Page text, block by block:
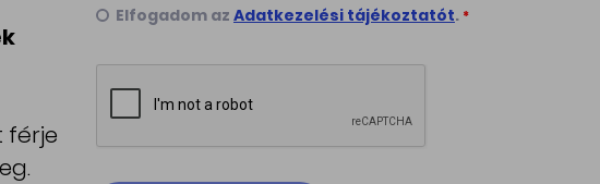
férje
Elfogadom az Adatkezelési tájékoztatót. *